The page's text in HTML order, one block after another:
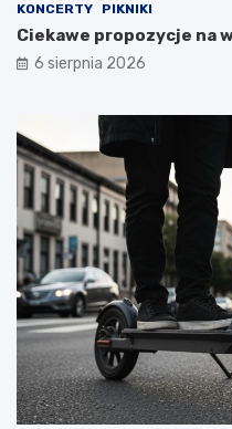
KONCERTY PIKNIKI
Ciekawe propozycje na
6 sierpnia 2026